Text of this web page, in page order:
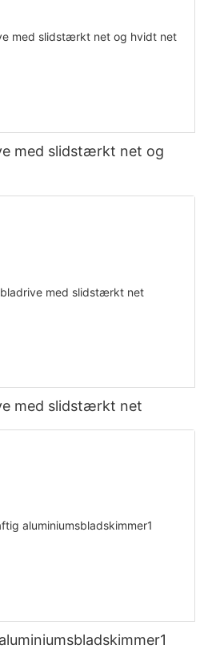
med slidstærkt net og
med slidstærkt net